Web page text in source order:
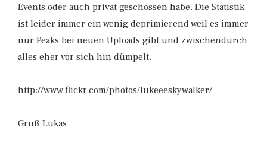
Events oder auch privat geschossen habe. Die Statistik
ist leider immer ein wenig deprimierend weil es immer
nur Peaks bei neuen Uploads gibt und zwischendurch
alles eher vor sich hin dümpelt.
http://www.flickr.com/photos/lukeeeskywalker/
Gruß Lukas